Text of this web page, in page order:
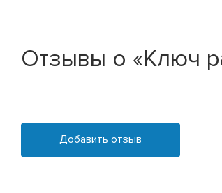
Отзывы о «Ключ
Добавить отзыв